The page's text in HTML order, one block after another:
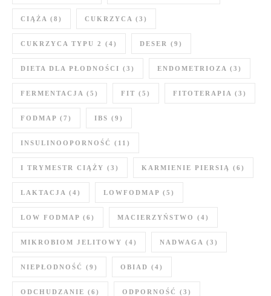
CIĄŻA (8) CUKRZYCA (3)
CUKRZYCA TYPU 2 (4) DESER (9)
DIETA DLA PŁODNOŚCI (3) ENDOMETRIOZA (3)
FERMENTACJA (5) FIT (5) FITOTERAPIA (3)
FODMAP (7) IBS (9)
INSULINOOPORNOŚĆ (11)
I TRYMESTR CIĄŻY (3) KARMIENIE PIERSIĄ (6)
LAKTACJA (4) LOWFODMAP (5)
LOW FODMAP (6) MACIERZYŃSTWO (4)
MIKROBIOM JELITOWY (4) NADWAGA (3)
NIEPŁODNOŚĆ (9) OBIAD (4)
ODCHUDZANIE (6) ODPORNOŚĆ (3)